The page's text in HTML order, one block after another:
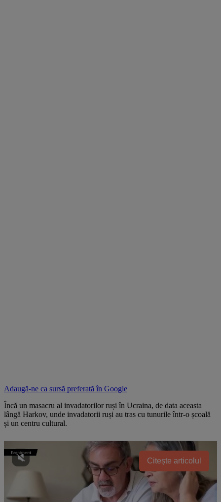
Adaugă-ne ca sursă preferată în Google
Încă un masacru al invadatorilor ruși în Ucraina, de data aceasta
lângă Harkov, unde invadatorii ruși au tras cu tunurile într-o școală
și un centru cultural.
Citește articolul